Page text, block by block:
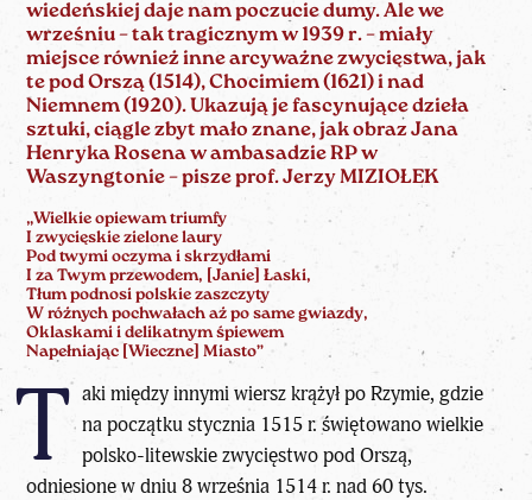
wiedeńskiej daje nam poczucie dumy. Ale we
wrześniu – tak tragicznym w 1939 r. – miały
miejsce również inne arcyważne zwycięstwa, jak
te pod Orszą (1514), Chocimiem (1621) i nad
Niemnem (1920). Ukazują je fascynujące dzieła
sztuki, ciągle zbyt mało znane, jak obraz Jana
Henryka Rosena w ambasadzie RP w
Waszyngtonie – piszeprof. Jerzy MIZIOŁEK
„Wielkie opiewam triumfy
I zwycięskie zielone laury
Pod twymi oczyma i skrzydłami
I za Twym przewodem, [Janie] Łaski,
Tłum podnosi polskie zaszczyty
W różnych pochwałach aż po same gwiazdy,
Oklaskami i delikatnym śpiewem
Napełniając [Wieczne] Miasto”
T aki między innymi wiersz krążył po Rzymie, gdzie
na początku stycznia 1515 r. świętowano wielkie
polsko-litewskie zwycięstwo pod Orszą,
odniesione w dniu 8 września 1514 r. nad 60 tys.